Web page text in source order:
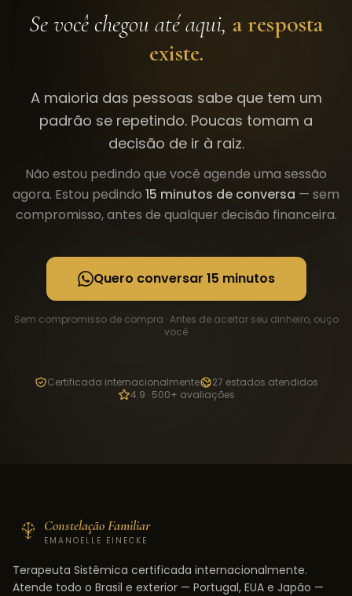
Se você chegou até aqui, a resposta
existe.
A maioria das pessoas sabe que tem um
padrão se repetindo. Poucas tomam a
decisão de ir à raiz.
Não estou pedindo que você agende uma sessão
agora. Estou pedindo 15 minutos de conversa — sem
compromisso, antes de qualquer decisão financeira.
Quero conversar 15 minutos
Sem compromisso de compra · Antes de aceitar seu dinheiro, ouço
você
Certificada internacionalmente
27 estados atendidos
4.9 · 500+ avaliações
Constelação Familiar
EMANOELLE EINECKE
Terapeuta Sistêmica certificada internacionalmente.
Atende todo o Brasil e exterior — Portugal, EUA e Japão —